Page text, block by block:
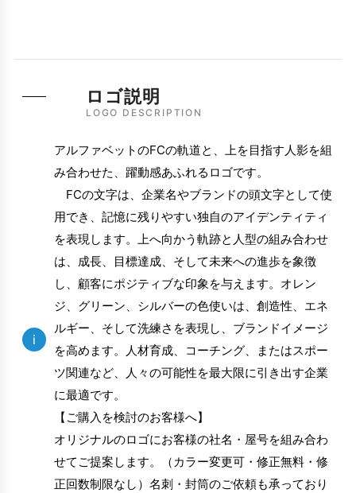
LOGO DESCRIPTION
ロゴ説明
i
アルファベットのFCの軌道と、上を目指す人影を組
み合わせた、躍動感あふれるロゴです。
FCの文字は、企業名やブランドの頭文字として使
用でき、記憶に残りやすい独自のアイデンティティ
を表現します。上へ向かう軌跡と人型の組み合わせ
は、成長、目標達成、そして未来への進歩を象徴
し、顧客にポジティブな印象を与えます。オレン
ジ、グリーン、シルバーの色使いは、創造性、エネ
ルギー、そして洗練さを表現し、ブランドイメージ
を高めます。人材育成、コーチング、またはスポー
ツ関連など、人々の可能性を最大限に引き出す企業
に最適です。
【ご購入を検討のお客様へ】
オリジナルのロゴにお客様の社名・屋号を組み合わ
せてご提案します。（カラー変更可・修正無料・修
正回数制限なし）名刺・封筒のご依頼も承っており